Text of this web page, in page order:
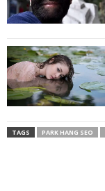
TAGS PARK HANG SEO